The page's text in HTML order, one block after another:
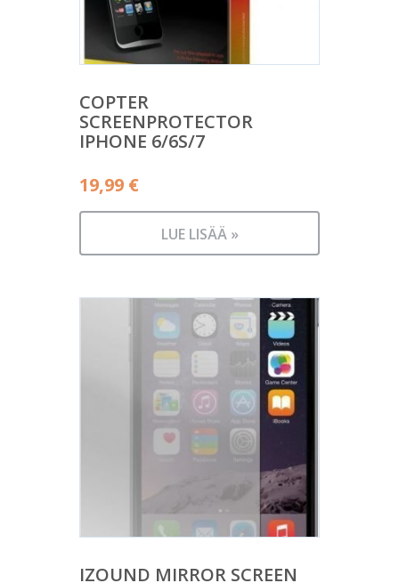
COPTER
SCREENPROTECTOR
IPHONE 6/6S/7
19,99 €
LUE LISÄÄ »
IZOUND MIRROR SCREEN